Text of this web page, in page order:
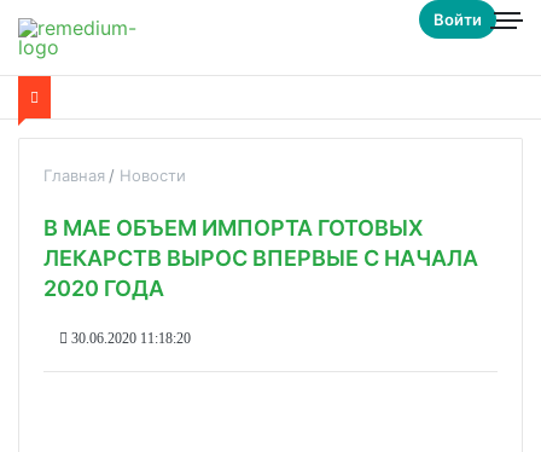
Войти
Главная Новости
В МАЕ ОБЪЕМ ИМПОРТА ГОТОВЫХ
ЛЕКАРСТВ ВЫРОС ВПЕРВЫЕ С НАЧАЛА
2020 ГОДА
30.06.2020 11:18:20